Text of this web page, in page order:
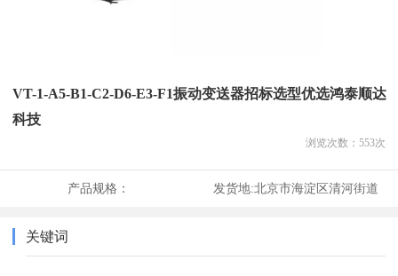
VT-1-A5-B1-C2-D6-E3-F1振动变送器招标选型优选鸿泰顺达
科技
浏览次数： 553次
产品规格： 发货地:北京市海淀区清河街道
关键词